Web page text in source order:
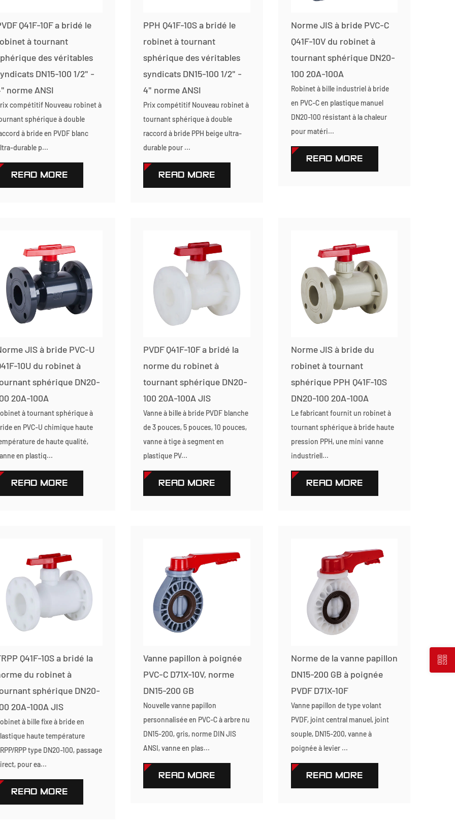
Q41F-10F a bridé le
à tournant
des véritables
DN15-100 1/2" -
norme ANSI
compétitif Nouveau robinet à
sphérique à double
à bride en PVDF blanc
durable p...
READ MORE
PPH Q41F-10S a bridé le
robinet à tournant
sphérique des véritables
syndicats DN15-100 1/2" -
4" norme ANSI
Prix compétitif Nouveau robinet à
tournant sphérique à double
raccord à bride PPH beige ultra-
durable pour ...
READ MORE
Norme JIS à bride PVC-C
Q41F-10V du robinet à
tournant sphérique DN20-
100 20A-100A
Robinet à bille industriel à bride
en PVC-C en plastique manuel
DN20-100 résistant à la chaleur
pour matéri...
READ MORE
JIS à bride PVC-U
10U du robinet à
sphérique DN20-
20A-100A
à tournant sphérique à
en PVC-U chimique haute
de haute qualité,
en plastiq...
READ MORE
PVDF Q41F-10F a bridé la
norme du robinet à
tournant sphérique DN20-
100 20A-100A JIS
Vanne à bille à bride PVDF blanche
de 3 pouces, 5 pouces, 10 pouces,
vanne à tige à segment en
plastique PV...
READ MORE
Norme JIS à bride du
robinet à tournant
sphérique PPH Q41F-10S
DN20-100 20A-100A
Le fabricant fournit un robinet à
tournant sphérique à bride haute
pression PPH, une mini vanne
industriell...
READ MORE
Q41F-10S a bridé la
du robinet à
sphérique DN20-
20A-100A JIS
à bille fixe à bride en
haute température
RPP type DN20-100, passage
pour ea...
READ MORE
Vanne papillon à poignée
PVC-C D71X-10V, norme
DN15-200 GB
Nouvelle vanne papillon
personnalisée en PVC-C à arbre nu
DN15-200, gris, norme DIN JIS
ANSI, vanne en plas...
READ MORE
Norme de la vanne papillon
DN15-200 GB à poignée
PVDF D71X-10F
Vanne papillon de type volant
PVDF, joint central manuel, joint
souple, DN15-200, vanne à
poignée à levier ...
READ MORE